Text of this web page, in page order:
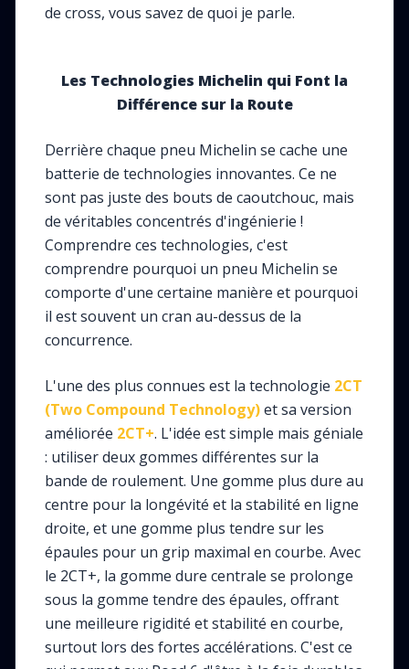
de cross, vous savez de quoi je parle.
Les Technologies Michelin qui Font la
Différence sur la Route
Derrière chaque pneu Michelin se cache une
batterie de technologies innovantes. Ce ne
sont pas juste des bouts de caoutchouc, mais
de véritables concentrés d'ingénierie !
Comprendre ces technologies, c'est
comprendre pourquoi un pneu Michelin se
comporte d'une certaine manière et pourquoi
il est souvent un cran au-dessus de la
concurrence.
L'une des plus connues est la technologie 2CT
(Two Compound Technology)et sa version
améliorée 2CT+. L'idée est simple mais géniale
: utiliser deux gommes différentes sur la
bande de roulement. Une gomme plus dure au
centre pour la longévité et la stabilité en ligne
droite, et une gomme plus tendre sur les
épaules pour un grip maximal en courbe. Avec
le 2CT+, la gomme dure centrale se prolonge
sous la gomme tendre des épaules, offrant
une meilleure rigidité et stabilité en courbe,
surtout lors des fortes accélérations. C'est ce